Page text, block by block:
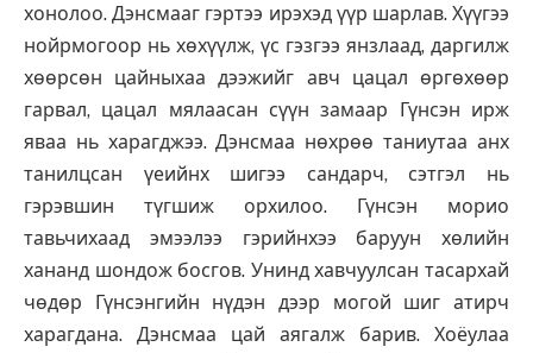
хонолоо. Дэнсмааг гэртээ ирэхэд үүр шарлав. Хүүгээ
нойрмогоор нь хөхүүлж, үс гэзгээ янзлаад, даргилж
хөөрсөн цайныхаа дээжийг авч цацал өргөхөөр
гарвал, цацал мялаасан сүүн замаар Гүнсэн ирж
яваа нь харагджээ. Дэнсмаа нөхрөө таниутаа анх
танилцсан үеийнх шигээ сандарч, сэтгэл нь
гэрэвшин түгшиж орхилоо. Гүнсэн морио
тавьчихаад эмээлээ гэрийнхээ баруун хөлийн
хананд шондож босгов. Унинд хавчуулсан тасархай
чөдөр Гүнсэнгийн нүдэн дээр могой шиг атирч
харагдана. Дэнсмаа цай аягалж барив. Хоёулаа